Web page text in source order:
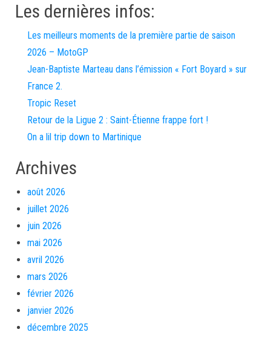
Les dernières infos:
Les meilleurs moments de la première partie de saison
2026 – MotoGP
Jean-Baptiste Marteau dans l’émission « Fort Boyard » sur
France 2.
Tropic Reset
Retour de la Ligue 2 : Saint-Étienne frappe fort !
On a lil trip down to Martinique
Archives
août 2026
juillet 2026
juin 2026
mai 2026
avril 2026
mars 2026
février 2026
janvier 2026
décembre 2025